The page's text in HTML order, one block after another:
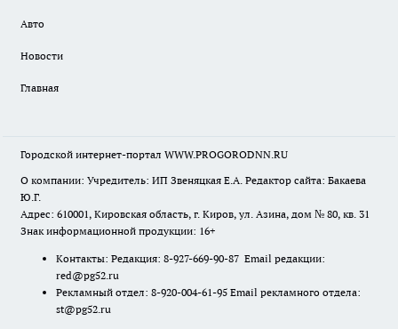
Авто
Новости
Главная
Городской интернет-портал WWW.PROGORODNN.RU
О компании: Учредитель: ИП Звеняцкая Е.А. Редактор сайта: Бакаева
Ю.Г.
Адрес: 610001, Кировская область, г. Киров, ул. Азина, дом № 80, кв. 31
Знак информационной продукции: 16+
Контакты: Редакция: 8-927-669-90-87 Email редакции:
red@pg52.ru
Рекламный отдел: 8-920-004-61-95 Email рекламного отдела:
st@pg52.ru